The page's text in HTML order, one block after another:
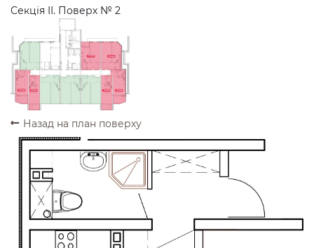
Секція II. Поверх № 2
ПРОДАНО ПРОДАНО
ПРОДАНО
ПРОДАНО
ПРОДАНО
ПРОДАНО
Назад на план поверху